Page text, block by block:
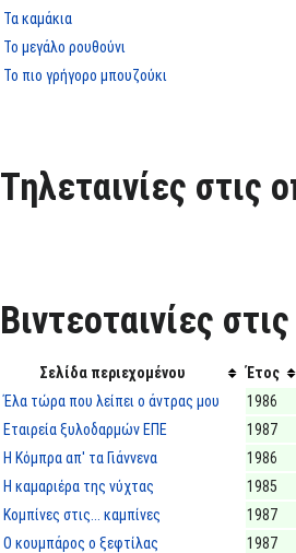
Τα καμάκια
Το μεγάλο ρουθούνι
Το πιο γρήγορο μπουζούκι
Τηλεταινίες στις
Βιντεοταινίες
Σελίδα περιεχομένου
Έτος
Έλα τώρα που λείπει ο άντρας μου
1986
Εταιρεία ξυλοδαρμών ΕΠΕ
1987
Η Κόμπρα απ' τα Γιάννενα
1986
Η καμαριέρα της νύχτας
1985
Κομπίνες στις... καμπίνες
1987
Ο κουμπάρος ο ξεφτίλας
1987